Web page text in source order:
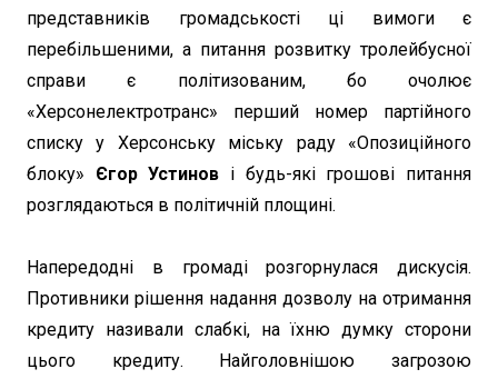
представників громадськості ці вимоги є
перебільшеними, а питання розвитку тролейбусної
справи є політизованим, бо очолює
«Херсонелектротранс» перший номер партійного
списку у Херсонську міську раду «Опозиційного
блоку» Єгор Устинов і будь-які грошові питання
розглядаються в політичній площині.
Напередодні в громаді розгорнулася дискусія.
Противники рішення надання дозволу на отримання
кредиту називали слабкі, на їхню думку сторони
цього кредиту. Найголовнішою загрозою